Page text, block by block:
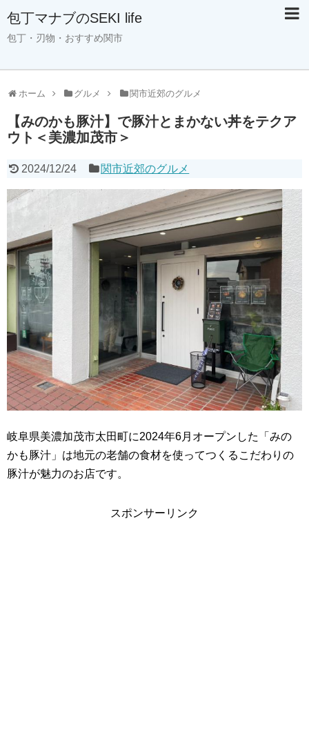
包丁マナブのSEKI life
包丁・刃物・おすすめ関市
ホーム グルメ 関市近郊のグルメ
【みのかも豚汁】で豚汁とまかない丼をテクア
ウト＜美濃加茂市＞
2024/12/24 関市近郊のグルメ
岐阜県美濃加茂市太田町に2024年6月オープンした「みの
かも豚汁」は地元の老舗の食材を使ってつくるこだわりの
豚汁が魅力のお店です。
スポンサーリンク